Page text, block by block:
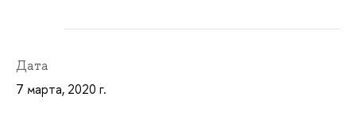
Дата
7 марта, 2020 г.